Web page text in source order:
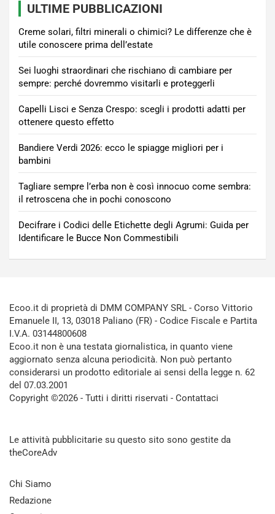
ULTIME PUBBLICAZIONI
Creme solari, filtri minerali o chimici? Le differenze che è
utile conoscere prima dell’estate
Sei luoghi straordinari che rischiano di cambiare per
sempre: perché dovremmo visitarli e proteggerli
Capelli Lisci e Senza Crespo: scegli i prodotti adatti per
ottenere questo effetto
Bandiere Verdi 2026: ecco le spiagge migliori per i
bambini
Tagliare sempre l’erba non è così innocuo come sembra:
il retroscena che in pochi conoscono
Decifrare i Codici delle Etichette degli Agrumi: Guida per
Identificare le Bucce Non Commestibili
Ecoo.it di proprietà di DMM COMPANY SRL - Corso Vittorio
Emanuele II, 13, 03018 Paliano (FR) - Codice Fiscale e Partita
I.V.A. 03144800608
Ecoo.it non è una testata giornalistica, in quanto viene
aggiornato senza alcuna periodicità. Non può pertanto
considerarsi un prodotto editoriale ai sensi della legge n. 62
del 07.03.2001
Copyright ©2026 - Tutti i diritti riservati - Contattaci
Le attività pubblicitarie su questo sito sono gestite da
theCoreAdv
Chi Siamo
Redazione